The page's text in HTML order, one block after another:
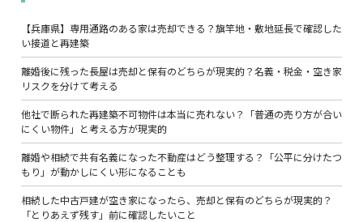
【兵庫県】専用通路のある家は売却できる？旗竿地・敷地延長で確認した
い接道と再建築
離婚後に残った長屋は売却と保有のどちらが現実的？名義・税金・空き家
リスクを分けて考える
他社で断られた再建築不可物件は本当に売れない？「普通の売り方が合い
にくい物件」と考える方が現実的
離婚や相続で共有名義になった不動産はどう整理する？「公平に分けたつ
もり」が動かしにくい形になることも
相続した中古戸建が空き家になったら、売却と保有のどちらが現実的？
「とりあえず残す」前に確認したいこと